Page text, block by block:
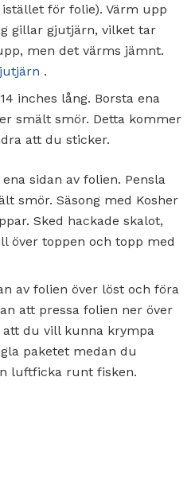
för folie). Värm upp
gillar gjutjärn, vilket tar
men det värms jämnt.
.
inches lång. Borsta ena
smält smör. Detta kommer
att du sticker.
sidan av folien. Pensla
smör. Säsong med Kosher
Sked hackade skalot,
över toppen och topp med
av folien över löst och föra
att pressa folien ner över
att du vill kunna krympa
paketet medan du
luftficka runt fisken.